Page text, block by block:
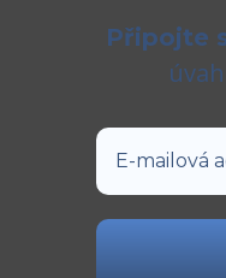
Připojte
úvah